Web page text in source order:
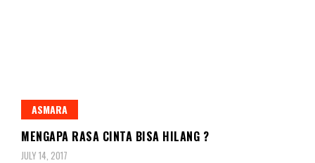
ASMARA
MENGAPA RASA CINTA BISA HILANG ?
JULY 14, 2017